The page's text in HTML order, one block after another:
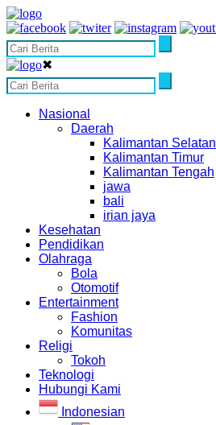
✖
Nasional
Daerah
Kalimantan Selatan
Kalimantan Timur
Kalimantan Tengah
jawa
bali
irian jaya
Kesehatan
Pendidikan
Olahraga
Bola
Otomotif
Entertainment
Fashion
Komunitas
Religi
Tokoh
Teknologi
Hubungi Kami
Indonesian